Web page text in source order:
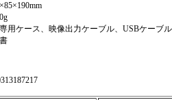
用ケース、映像出力ケーブル、USBケーブ